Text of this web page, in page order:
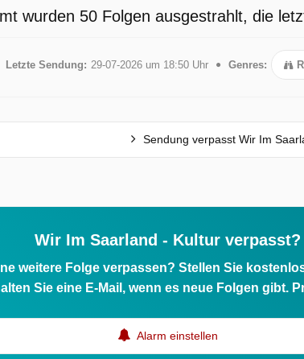
wurden 50 Folgen ausgestrahlt, die
Letzte Sendung: 29-07-2026 um 18:50 Uhr Genres:
Sendung verpasst Wir Im
Wir Im Saarland - Kultur verpasst?
weitere Folge verpassen? Stellen Sie
Sie eine E-Mail, wenn es neue Folgen gibt.
Alarm einstellen